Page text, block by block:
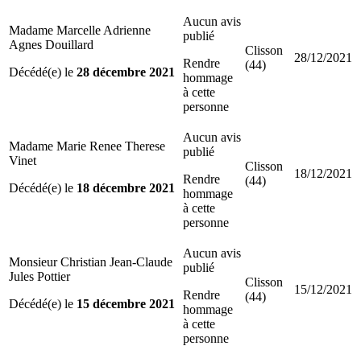
Madame Marcelle Adrienne
Agnes Douillard
Décédé(e) le 28 décembre 2021
Aucun avis
publié
Rendre
hommage
à cette
personne
Clisson
(44)
28/12/2021
Madame Marie Renee Therese
Vinet
Décédé(e) le 18 décembre 2021
Aucun avis
publié
Rendre
hommage
à cette
personne
Clisson
(44)
18/12/2021
Monsieur Christian Jean-Claude
Jules Pottier
Décédé(e) le 15 décembre 2021
Aucun avis
publié
Rendre
hommage
à cette
personne
Clisson
(44)
15/12/2021